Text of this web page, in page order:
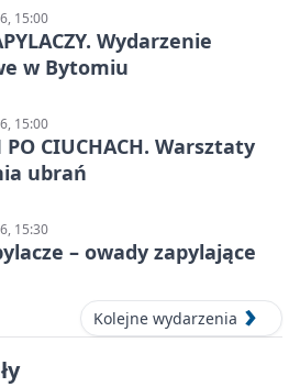
15:00
Wydarzenie
w Bytomiu
15:00
PO CIUCHACH. Warsztaty
ubrań
15:30
– owady zapylające
Kolejne wydarzenia